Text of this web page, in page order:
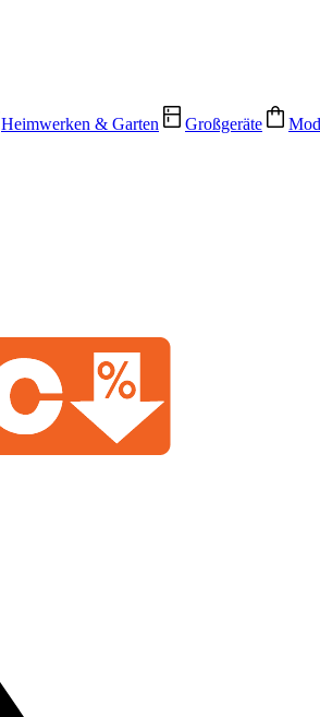
Heimwerken & Garten Großgeräte